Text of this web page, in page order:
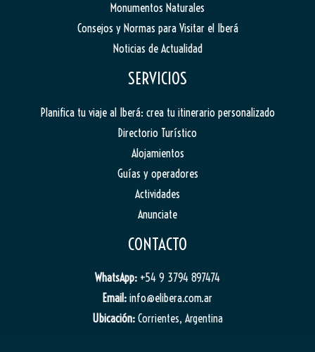
Monumentos Naturales
Consejos y Normas para Visitar el Iberá
Noticias de Actualidad
SERVICIOS
Planifica tu viaje al Iberá: crea tu itinerario personalizado
Directorio Turístico
Alojamientos
Guías y operadores
Actividades
Anunciate
CONTACTO
WhatsApp: +54 9 3794 897474
Email: info@elibera.com.ar
Ubicación: Corrientes, Argentina